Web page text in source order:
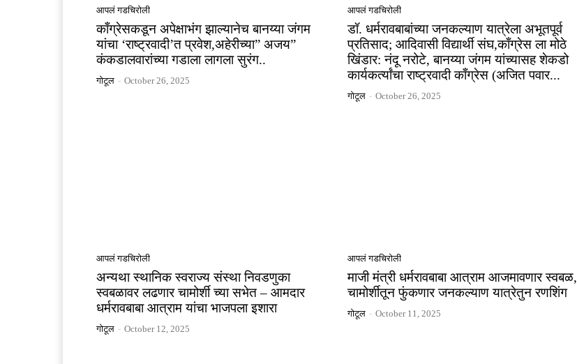
आपलं गडचिरोली
काँग्रेसकडून अपेक्षाभंग झाल्यानेच बानय्या जंगम
यांचा ‘राष्ट्रवादी’त प्रवेश,अहेरीच्या” अजय”
कंकडालवारांच्या गडाला लागला सुरंग..
गोटूल - October 26, 2025
आपलं गडचिरोली
डॉ. धर्मरावबाबांच्या जनकल्याण यात्रेला अभूतपूर्व
प्रतिसाद; आदिवासी विद्यार्थी संघ,काँग्रेस ला मोठे
खिंडार: नंदू नरोटे, बानय्या जंगम यांच्यासह शेकडो
कार्यकर्त्यांचा राष्ट्रवादी काँग्रेस (अजित पवार...
गोटूल - October 26, 2025
आपलं गडचिरोली
अन्यथा स्थानिक स्वराज्य संस्था निवडणुका
स्वबळावर लढणार चामोर्शी च्या सभेत – आमदार
धर्मरावबाबा आत्राम यांचा भाजपला इशारा
गोटूल - October 12, 2025
आपलं गडचिरोली
माजी मंत्री धर्मरावबाबा आत्राम आजमावणार स्वबळ,
चामोर्शीतून फुंकणार जनकल्याण यात्रेतुन रणशिंग
गोटूल - October 11, 2025